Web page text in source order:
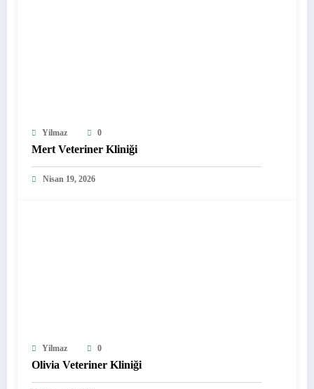
Yilmaz 0
Mert Veteriner Kliniği
Nisan 19, 2026
Yilmaz 0
Olivia Veteriner Kliniği